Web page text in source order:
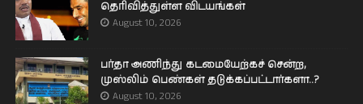
தெரிவித்துள்ள விடயங்கள்
August 10, 2026
பர்தா அணிந்து கடமையேற்கச் சென்ற,
முஸ்லிம் பெண்கள் தடுக்கப்பட்டார்களா..?
August 10, 2026